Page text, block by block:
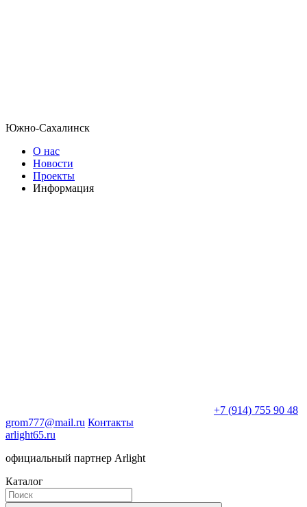
Южно-Сахалинск
О нас
Новости
Проекты
Информация
+7 (914) 755 90 48
grom777@mail.ru Контакты
arlight65.ru
официальный партнер Arlight
Каталог